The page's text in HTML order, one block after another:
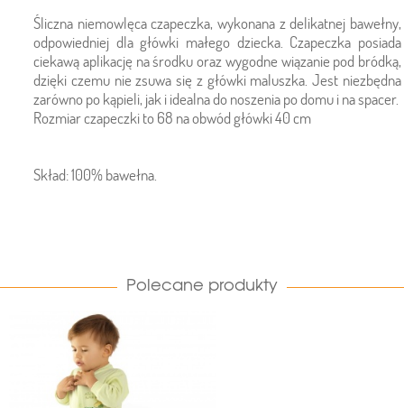
Śliczna niemowlęca czapeczka, wykonana z delikatnej bawełny,
odpowiedniej dla główki małego dziecka. Czapeczka posiada
ciekawą aplikację na środku oraz wygodne wiązanie pod bródką,
dzięki czemu nie zsuwa się z główki maluszka. Jest niezbędna
zarówno po kąpieli, jak i idealna do noszenia po domu i na spacer.
Rozmiar czapeczki to 68 na obwód główki 40 cm
Skład: 100% bawełna.
Polecane produkty